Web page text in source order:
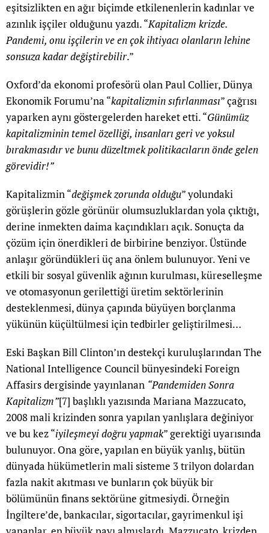
eşitsizlikten en ağır biçimde etkilenenlerin kadınlar ve
azınlık işçiler olduğunu yazdı. “Kapitalizm krizde.
Pandemi, onu işçilerin ve en çok ihtiyacı olanların lehine
sonsuza kadar değiştirebilir.”
Oxford’da ekonomi profesörü olan Paul Collier, Dünya
Ekonomik Forumu’na “kapitalizmin sıfırlanması” çağrısı
yaparken aynı göstergelerden hareket etti. “Günümüz
kapitalizminin temel özelliği, insanları geri ve yoksul
bırakmasıdır ve bunu düzeltmek politikacıların önde gelen
görevidir!”
Kapitalizmin “değişmek zorunda olduğu” yolundaki
görüşlerin gözle görünür olumsuzluklardan yola çıktığı,
derine inmekten daima kaçındıkları açık. Sonuçta da
çözüm için önerdikleri de birbirine benziyor. Üstünde
anlaşır göründükleri üç ana önlem bulunuyor. Yeni ve
etkili bir sosyal güvenlik ağının kurulması, küreselleşme
ve otomasyonun gerilettiği üretim sektörlerinin
desteklenmesi, dünya çapında büyüyen borçlanma
yükünün küçültülmesi için tedbirler geliştirilmesi…
Eski Başkan Bill Clinton’ın destekçi kuruluşlarından The
National Intelligence Council bünyesindeki Foreign
Affasirs dergisinde yayınlanan “Pandemiden Sonra
Kapitalizm”[7] başlıklı yazısında Mariana Mazzucato,
2008 mali krizinden sonra yapılan yanlışlara değiniyor
ve bu kez “iyileşmeyi doğru yapmak” gerektiği uyarısında
bulunuyor. Ona göre, yapılan en büyük yanlış, bütün
dünyada hükümetlerin mali sisteme 3 trilyon dolardan
fazla nakit akıtması ve bunların çok büyük bir
bölümünün finans sektörüne gitmesiydi. Örneğin
İngiltere’de, bankacılar, sigortacılar, gayrimenkul işi